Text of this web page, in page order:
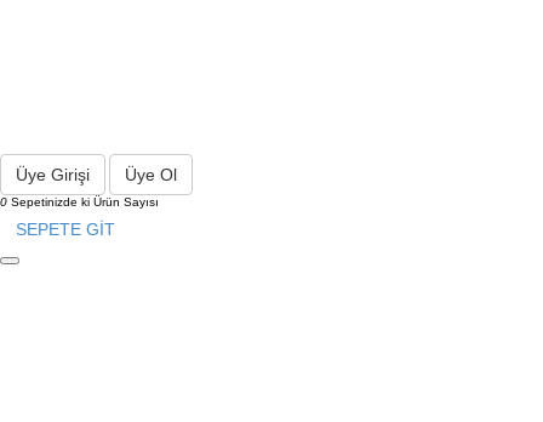
Üye Girişi Üye Ol
0 Sepetinizde ki Ürün Sayısı
SEPETE GİT